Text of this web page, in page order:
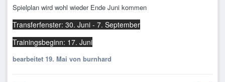
Spielplan wird wohl wieder Ende Juni kommen
Transferfenster: 30. Juni - 7. September
Trainingsbeginn: 17. Juni
bearbeitet 19. Mai von burnhard